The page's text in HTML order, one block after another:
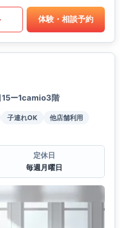
体験・相談予約
15ー1camio3階
子連れOK
他店舗利用
定休日
毎週月曜日